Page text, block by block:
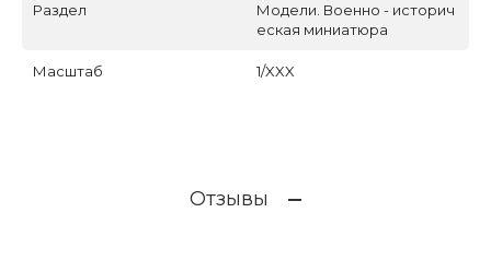
Раздел
Модели. Военно - историч
еская миниатюра
Масштаб 1/XXX
Отзывы